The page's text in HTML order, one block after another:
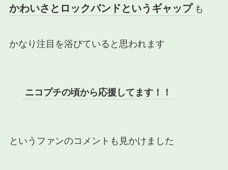
かわいさとロックバンドというギャップ も
かなり注目を浴びていると思われます
ニコプチの頃から応援してます！！
というファンのコメントも見かけました